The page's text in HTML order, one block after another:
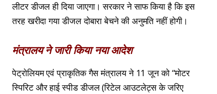
लीटर डीजल ही दिया जाएगा। सरकार ने साफ किया है कि इस
तरह खरीदा गया डीजल दोबारा बेचने की अनुमति नहीं होगी।
मंत्रालय ने जारी किया नया आदेश
पेट्रोलियम एवं प्राकृतिक गैस मंत्रालय ने 11 जून को “मोटर
स्पिरिट और हाई स्पीड डीजल (रिटेल आउटलेट्स के जरिए